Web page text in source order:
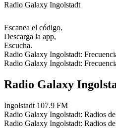
Radio Galaxy Ingolstadt
Escanea el código,
Descarga la app,
Escucha.
Radio Galaxy Ingolstadt:
Radio Galaxy Ingolstadt:
Radio Galaxy
Ingolstadt 107.9 FM
Radio Galaxy Ingolstadt: Radios
Radio Galaxy Ingolstadt: Radios